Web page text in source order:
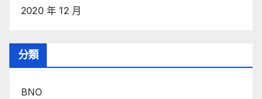
2020 年 12 月
分類
BNO